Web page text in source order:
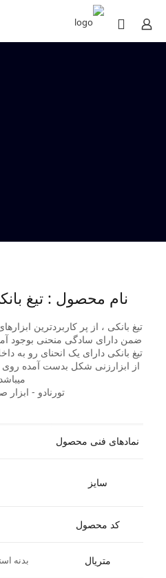
نام محصول : تیغ بانکی 31/8
تیغ بانکی ، از پر کاربردترین
ضمن دارای سادگی منحنی بوجود
تیغ بانکی دارای یک انحنای رو به
از ابزارزنی شکل بدست آمده روی
میباشد
تورنادو -
نمادهای فنی محصول
سایز
کد محصول
متریال بدنه